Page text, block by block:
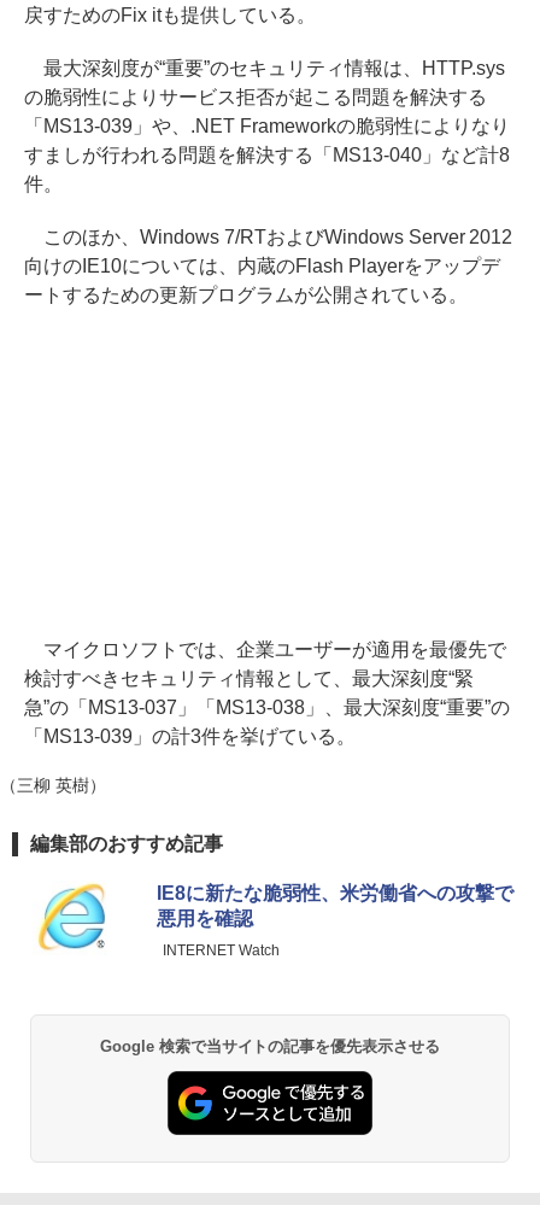
戻すためのFix itも提供している。
最大深刻度が“重要”のセキュリティ情報は、HTTP.sys
の脆弱性によりサービス拒否が起こる問題を解決する
「MS13-039」や、.NET Frameworkの脆弱性によりなり
すましが行われる問題を解決する「MS13-040」など計8
件。
このほか、Windows 7/RTおよびWindows Server 2012
向けのIE10については、内蔵のFlash Playerをアップデ
ートするための更新プログラムが公開されている。
マイクロソフトでは、企業ユーザーが適用を最優先で
検討すべきセキュリティ情報として、最大深刻度“緊
急”の「MS13-037」「MS13-038」、最大深刻度“重要”の
「MS13-039」の計3件を挙げている。
（三柳 英樹）
編集部のおすすめ記事
IE8に新たな脆弱性、米労働省への攻撃で
悪用を確認
INTERNET Watch
Google 検索で当サイトの記事を優先表示させる